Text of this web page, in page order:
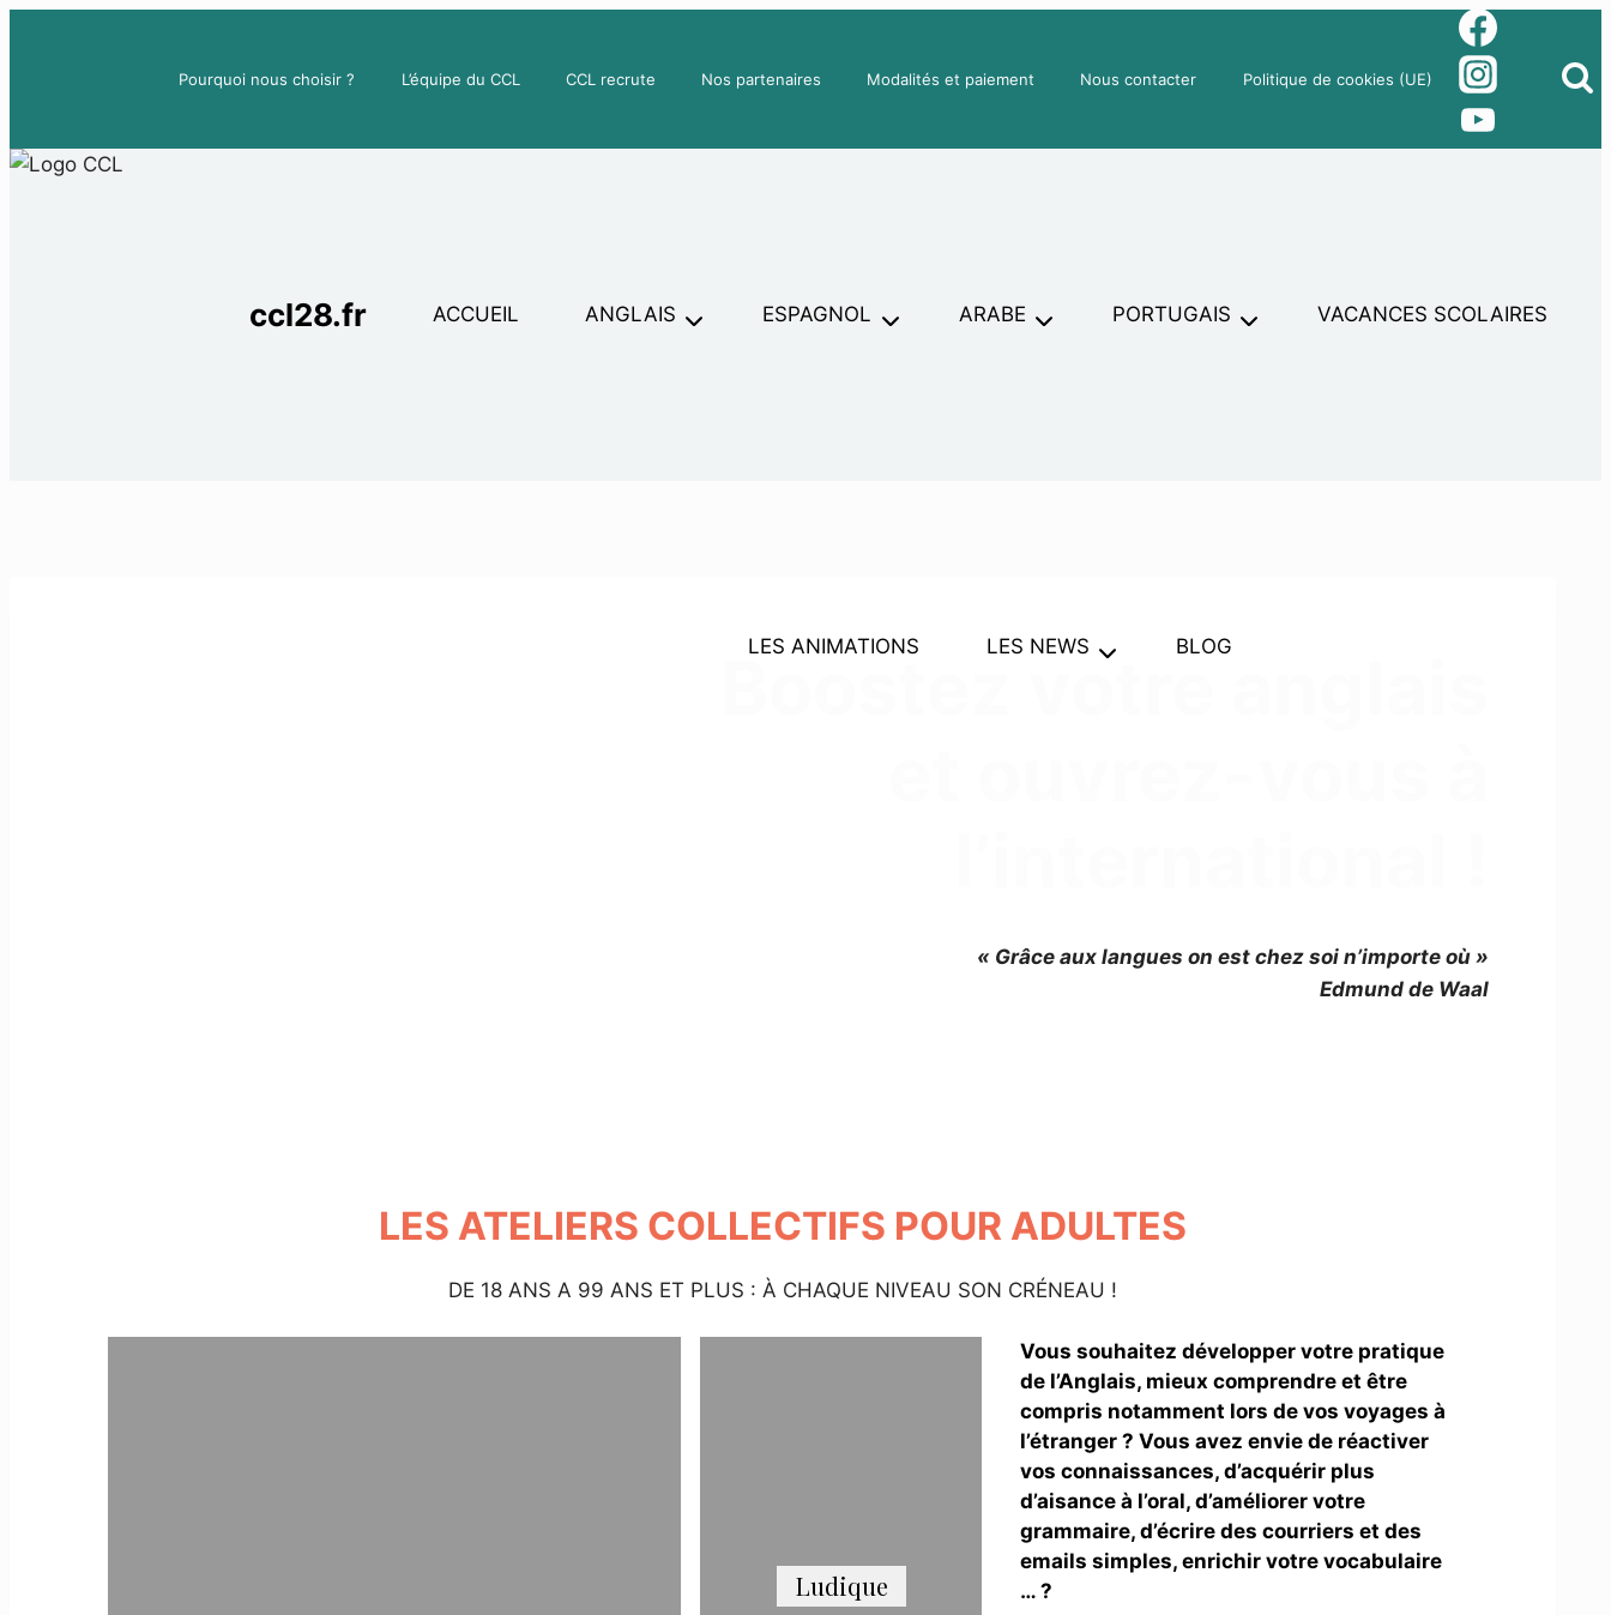
Pourquoi nous choisir ? L’équipe du CCL CCL recrute Nos partenaires Modalités et paiement Nous contacter Politique de cookies (UE)
ccl28.fr ACCUEIL ANGLAIS ESPAGNOL ARABE PORTUGAIS VACANCES SCOLAIRES
LES ANIMATIONS LES NEWS BLOG
Boostez votre anglais
« Grâce aux langues on est chez soi n’importe où »
Edmund de Waal
LES ATELIERS COLLECTIFS POUR ADULTES
DE 18 ANS A 99 ANS ET PLUS : À CHAQUE NIVEAU SON CRÉNEAU !
Ludique
Vous souhaitez développer votre pratique
de l’Anglais, mieux comprendre et être
compris notamment lors de vos voyages à
l’étranger ? Vous avez envie de réactiver
vos connaissances, d’acquérir plus
d’aisance à l’oral, d’améliorer votre
grammaire, d’écrire des courriers et des
emails simples, enrichir votre vocabulaire
… ?